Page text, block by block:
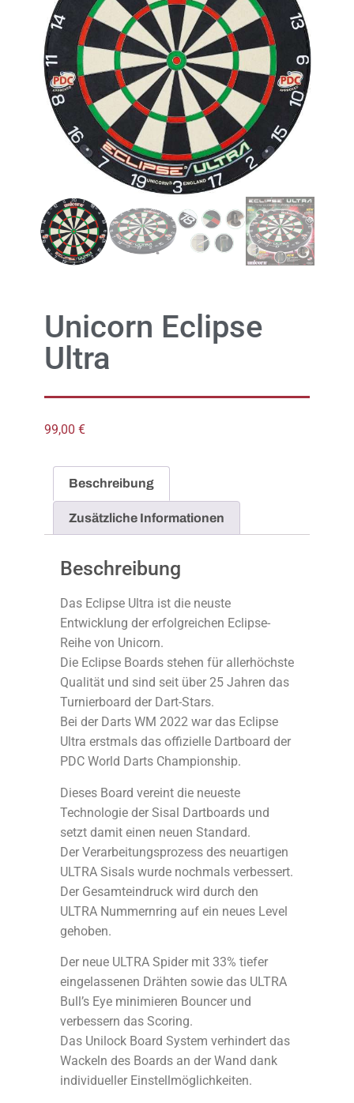
Unicorn Eclipse
Ultra
99,00 €
Beschreibung
Zusätzliche Informationen
Beschreibung
Das Eclipse Ultra ist die neuste
Entwicklung der erfolgreichen Eclipse-
Reihe von Unicorn.
Die Eclipse Boards stehen für allerhöchste
Qualität und sind seit über 25 Jahren das
Turnierboard der Dart-Stars.
Bei der Darts WM 2022 war das Eclipse
Ultra erstmals das offizielle Dartboard der
PDC World Darts Championship.
Dieses Board vereint die neueste
Technologie der Sisal Dartboards und
setzt damit einen neuen Standard.
Der Verarbeitungsprozess des neuartigen
ULTRA Sisals wurde nochmals verbessert.
Der Gesamteindruck wird durch den
ULTRA Nummernring auf ein neues Level
gehoben.
Der neue ULTRA Spider mit 33% tiefer
eingelassenen Drähten sowie das ULTRA
Bull’s Eye minimieren Bouncer und
verbessern das Scoring.
Das Unilock Board System verhindert das
Wackeln des Boards an der Wand dank
individueller Einstellmöglichkeiten.